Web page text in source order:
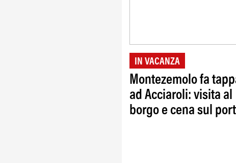
IN VACANZA
Montezemolo fa
ad Acciaroli: visita al
borgo e cena sul